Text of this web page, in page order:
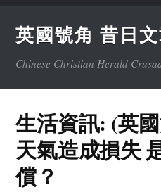
英國號角 昔日
Chinese Christian Herald
生活資訊: (英
天氣造成損失
償？